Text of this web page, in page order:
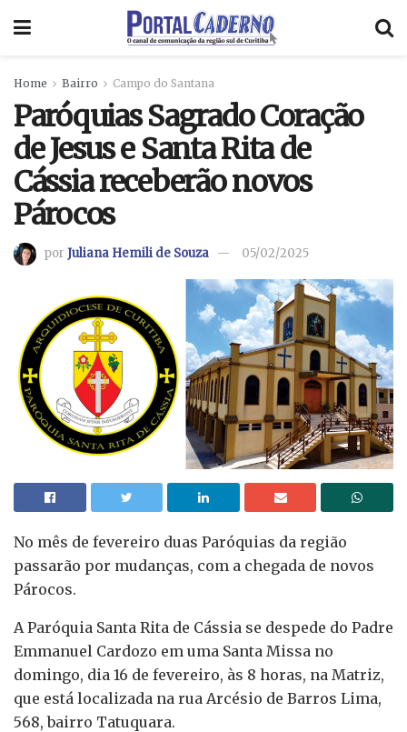
Home Bairro Campo do Santana
Paróquias Sagrado Coração
de Jesus e Santa Rita de
Cássia receberão novos
Párocos
por Juliana Hemili de Souza 05/02/2025
No mês de fevereiro duas Paróquias da região
passarão por mudanças, com a chegada de novos
Párocos.
A Paróquia Santa Rita de Cássia se despede do Padre
Emmanuel Cardozo em uma Santa Missa no
domingo, dia 16 de fevereiro, às 8 horas, na Matriz,
que está localizada na rua Arcésio de Barros Lima,
568, bairro Tatuquara.